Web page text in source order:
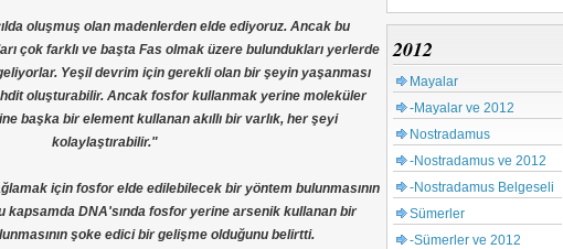
oluşmuş olan madenlerden elde ediyoruz. Ancak bu
çok farklı ve başta Fas olmak üzere bulundukları yerlerde
Yeşil devrim için gerekli olan bir şeyin yaşanması
oluşturabilir. Ancak fosfor kullanmak yerine moleküler
başka bir element kullanan akıllı bir varlık, her şeyi
kolaylaştırabilir."
için fosfor elde edilebilecek bir yöntem bulunmasının
kapsamda DNA'sında fosfor yerine arsenik kullanan bir
şoke edici bir gelişme olduğunu belirtti.
2012
Mayalar
-Mayalar ve 2012
Nostradamus
-Nostradamus ve 2012
-Nostradamus Belgeseli
Sümerler
-Sümerler ve 2012